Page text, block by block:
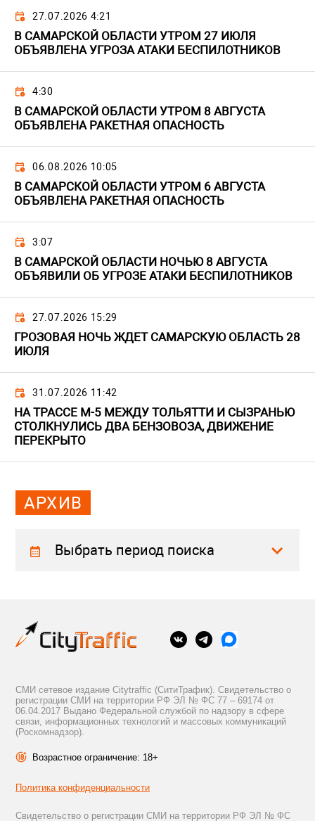
27.07.2026 4:21
В САМАРСКОЙ ОБЛАСТИ УТРОМ 27 ИЮЛЯ
ОБЪЯВЛЕНА УГРОЗА АТАКИ БЕСПИЛОТНИКОВ
4:30
В САМАРСКОЙ ОБЛАСТИ УТРОМ 8 АВГУСТА
ОБЪЯВЛЕНА РАКЕТНАЯ ОПАСНОСТЬ
06.08.2026 10:05
В САМАРСКОЙ ОБЛАСТИ УТРОМ 6 АВГУСТА
ОБЪЯВЛЕНА РАКЕТНАЯ ОПАСНОСТЬ
3:07
В САМАРСКОЙ ОБЛАСТИ НОЧЬЮ 8 АВГУСТА
ОБЪЯВИЛИ ОБ УГРОЗЕ АТАКИ БЕСПИЛОТНИКОВ
27.07.2026 15:29
ГРОЗОВАЯ НОЧЬ ЖДЕТ САМАРСКУЮ ОБЛАСТЬ 28
ИЮЛЯ
31.07.2026 11:42
НА ТРАССЕ М-5 МЕЖДУ ТОЛЬЯТТИ И СЫЗРАНЬЮ
СТОЛКНУЛИСЬ ДВА БЕНЗОВОЗА, ДВИЖЕНИЕ
ПЕРЕКРЫТО
АРХИВ
Выбрать период поиска
СМИ сетевое издание Citytraffic (СитиТрафик). Свидетельство о
регистрации СМИ на территории РФ ЭЛ № ФС 77 – 69174 от
06.04.2017 Выдано Федеральной службой по надзору в сфере
связи, информационных технологий и массовых коммуникаций
(Роскомнадзор).
Возрастное ограничение: 18+
Политика конфиденциальности
Свидетельство о регистрации СМИ на территории РФ ЭЛ № ФС